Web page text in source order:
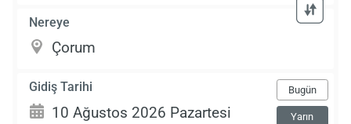
Nereye
Gidiş Tarihi Bugün
Yarın